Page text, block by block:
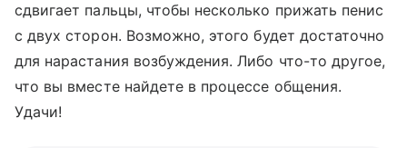
сдвигает пальцы, чтобы несколько прижать пенис
с двух сторон. Возможно, этого будет достаточно
для нарастания возбуждения. Либо что-то другое,
что вы вместе найдете в процессе общения.
Удачи!